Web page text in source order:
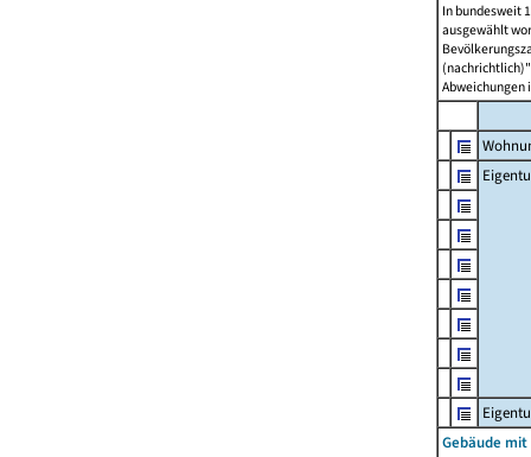
In bundesweit
ausgewählt
Abweichungen
Gebäude